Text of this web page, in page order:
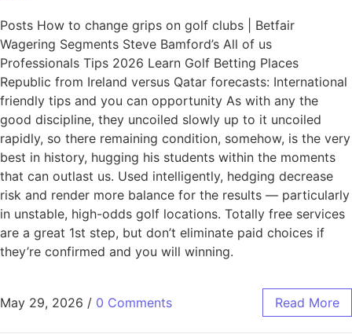
Posts How to change grips on golf clubs | Betfair
Wagering Segments Steve Bamford’s All of us
Professionals Tips 2026 Learn Golf Betting Places
Republic from Ireland versus Qatar forecasts: International
friendly tips and you can opportunity As with any the
good discipline, they uncoiled slowly up to it uncoiled
rapidly, so there remaining condition, somehow, is the very
best in history, hugging his students within the moments
that can outlast us. Used intelligently, hedging decrease
risk and render more balance for the results — particularly
in unstable, high-odds golf locations. Totally free services
are a great 1st step, but don’t eliminate paid choices if
they’re confirmed and you will winning.
May 29, 2026 / 0 Comments Read More